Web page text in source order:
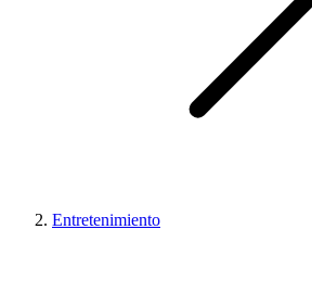
Entretenimiento